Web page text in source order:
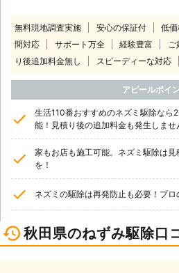
無料現地調査実施 安心の保証付 低
間対応
サポート万全 経験豊富 ご
り後追加料金無し
スピーディーな対応
アピールポイ
生活110番おすすめのネズミ駆除な
能！見積り後の追加料金も発生しませ
家もお店も施工可能。ネズミ駆除は
を！
ネズミの駆除は再発防止も必要！プロ
秋田県のねずみ駆除口